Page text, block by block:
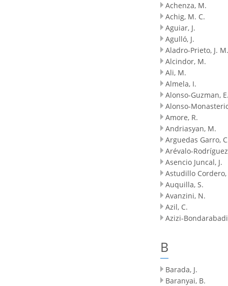
Achenza, M.
Achig, M. C.
Aguiar, J.
Agulló, J.
Aladro-Prieto, J. M.
Alcindor, M.
Ali, M.
Almela, I.
Alonso-Guzman,
Alonso-
Amore, R.
Andriasyan, M.
Arguedas Garro,
Arévalo-
Asencio Juncal, J.
Astudillo Cordero,
Auquilla, S.
Avanzini, N.
Azil, C.
Azizi-
B
Barada, J.
Baranyai, B.